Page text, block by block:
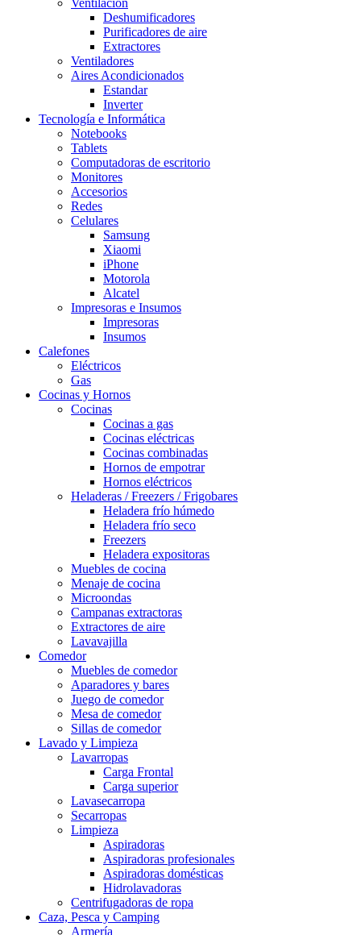
Ventilación
Deshumificadores
Purificadores de aire
Extractores
Ventiladores
Aires Acondicionados
Estandar
Inverter
Tecnología e Informática
Notebooks
Tablets
Computadoras de escritorio
Monitores
Accesorios
Redes
Celulares
Samsung
Xiaomi
iPhone
Motorola
Alcatel
Impresoras e Insumos
Impresoras
Insumos
Calefones
Eléctricos
Gas
Cocinas y Hornos
Cocinas
Cocinas a gas
Cocinas eléctricas
Cocinas combinadas
Hornos de empotrar
Hornos eléctricos
Heladeras / Freezers / Frigobares
Heladera frío húmedo
Heladera frío seco
Freezers
Heladera expositoras
Muebles de cocina
Menaje de cocina
Microondas
Campanas extractoras
Extractores de aire
Lavavajilla
Comedor
Muebles de comedor
Aparadores y bares
Juego de comedor
Mesa de comedor
Sillas de comedor
Lavado y Limpieza
Lavarropas
Carga Frontal
Carga superior
Lavasecarropa
Secarropas
Limpieza
Aspiradoras
Aspiradoras profesionales
Aspiradoras domésticas
Hidrolavadoras
Centrifugadoras de ropa
Caza, Pesca y Camping
Armería